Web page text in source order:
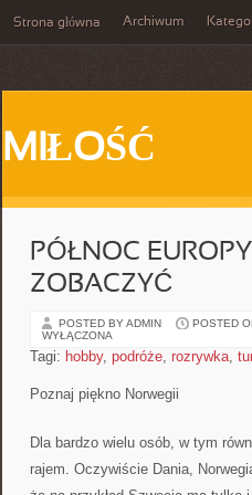
Strona główna Archiwum
MIŁOŚĆ
PÓŁNOC
ZOBACZYĆ
POSTED BY ADMIN
POSTED
WYŁĄCZONA
Tagi: hobby, podróże, rozrywka,
Poznaj piękno Norwegii
Dla bardzo wielu osób, w tym
rajem. Oczywiście Dania,